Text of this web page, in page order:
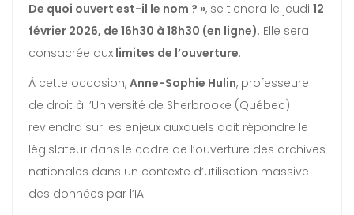
De quoi ouvert est-il le nom ? », se tiendra le jeudi 12
février 2026, de 16h30 à 18h30 (en ligne). Elle sera
consacrée aux limites de l’ouverture.
À cette occasion, Anne-Sophie Hulin, professeure
de droit à l’Université de Sherbrooke (Québec)
reviendra sur les enjeux auxquels doit répondre le
législateur dans le cadre de l’ouverture des archives
nationales dans un contexte d’utilisation massive
des données par l’IA.